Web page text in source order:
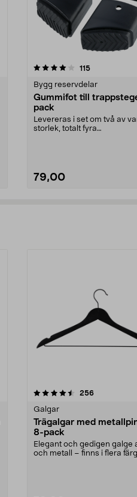
115recensioner
Bygg reservdelar
Gummifot till
pack
Levereras i set om två av
storlek, totalt fyra
79,00
4.5 av 5 stjärnor
256recensioner
Galgar
Trägalgar med
8-pack
Elegant och gedigen galge
och metall – finns i flera
4.0av 5 stjärnor